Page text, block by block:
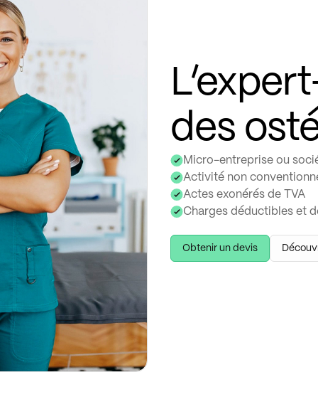
des
Micro-entreprise ou
Activité non
Actes exonérés de TVA
Charges déductibles et
Obtenir un devis